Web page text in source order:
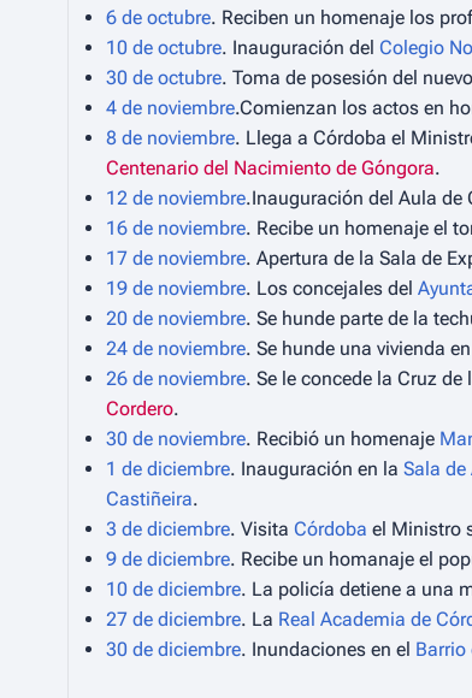
6 de octubre. Reciben un homenaje los
10 de octubre. Inauguración del Colegio
30 de octubre. Toma de posesión del
4 de noviembre.Comienzan los actos en
8 de noviembre. Llega a Córdoba el
Centenario del Nacimiento de Góngora.
12 de noviembre.Inauguración del Aula de
16 de noviembre. Recibe un homenaje el
17 de noviembre. Apertura de la Sala de
19 de noviembre. Los concejales del
20 de noviembre. Se hunde parte de la
24 de noviembre. Se hunde una vivienda
26 de noviembre. Se le concede la Cruz
Cordero.
30 de noviembre. Recibió un homenaje
1 de diciembre. Inauguración en la Sala
Castiñeira.
3 de diciembre. Visita Córdoba el Ministro
9 de diciembre. Recibe un homanaje el
10 de diciembre. La policía detiene a una
27 de diciembre. La Real Academia de
30 de diciembre. Inundaciones en el Barrio